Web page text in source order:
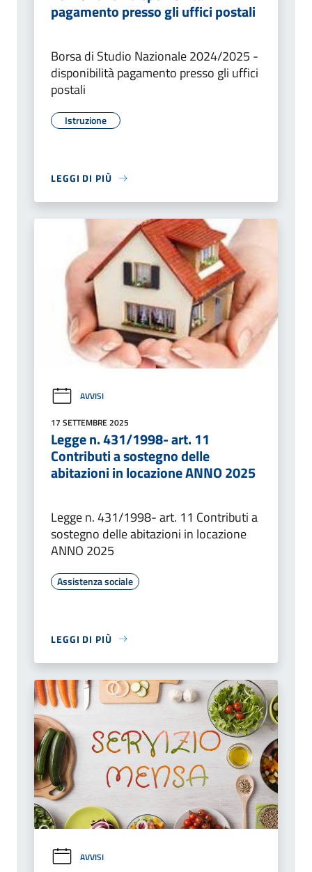
pagamento presso gli uffici postali
Borsa di Studio Nazionale 2024/2025 -
disponibilità pagamento presso gli uffici
postali
Istruzione
LEGGI DI PIÙ
AVVISI
17 SETTEMBRE 2025
Legge n. 431/1998- art. 11
Contributi a sostegno delle
abitazioni in locazione ANNO 2025
Legge n. 431/1998- art. 11 Contributi a
sostegno delle abitazioni in locazione
ANNO 2025
Assistenza sociale
LEGGI DI PIÙ
AVVISI